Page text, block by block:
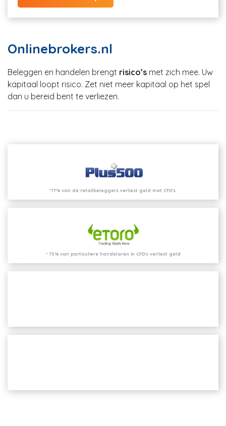
Onlinebrokers.nl
Beleggen en handelen brengt risico’s met zich mee. Uw
kapitaal loopt risico. Zet niet meer kapitaal op het spel
dan u bereid bent te verliezen.
*77% van de retailbeleggers verliest geld met CFD’s.
* 75% van particuliere handelaren in CFD's verliest geld